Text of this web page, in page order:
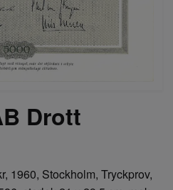
Drott
1960, Stockholm, Tryckprov,